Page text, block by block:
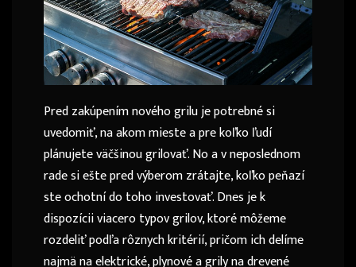
Pred zakúpením nového grilu je potrebné si
uvedomiť, na akom mieste a pre koľko ľudí
plánujete väčšinou grilovať. No a v neposlednom
rade si ešte pred výberom zrátajte, koľko peňazí
ste ochotní do toho investovať. Dnes je k
dispozícii viacero typov grilov, ktoré môžeme
rozdeliť podľa rôznych kritérií, pričom ich delíme
najmä na elektrické, plynové a grily na drevené